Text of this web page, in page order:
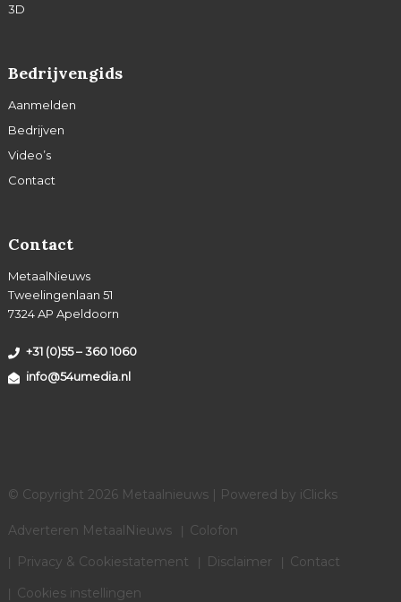
3D
Bedrijvengids
Aanmelden
Bedrijven
Video’s
Contact
Contact
MetaalNieuws
Tweelingenlaan 51
7324 AP Apeldoorn
+31 (0)55 – 360 1060
info@54umedia.nl
© Copyright 2026 Metaalnieuws | Powered by iClicks
Adverteren MetaalNieuws
Colofon
Privacy & Cookiestatement
Disclaimer
Contact
Cookies instellingen